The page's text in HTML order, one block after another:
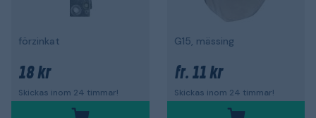
förzinkat
18 kr
Skickas inom 24 timmar!
G15, mässing
fr. 11 kr
Skickas inom 24 timmar!